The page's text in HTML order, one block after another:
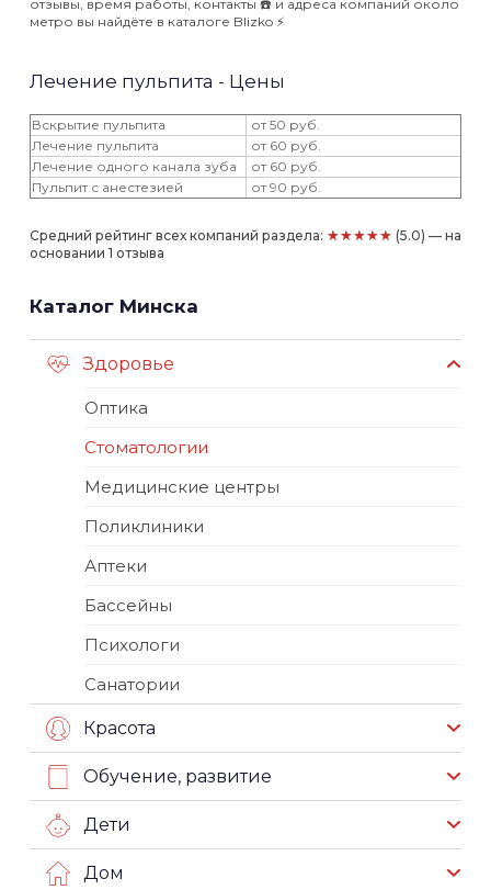
отзывы, время работы, контакты ☎️ и адреса компаний около
метро вы найдёте в каталоге Blizko ⚡️
Лечение пульпита - Цены
Вскрытие пульпита
от 50 руб.
Лечение пульпита
от 60 руб.
Лечение одного канала зуба
от 60 руб.
Пульпит с анестезией
от 90 руб.
Средний рейтинг всех компаний раздела: ★★★★★ (5.0) — на
основании 1 отзыва
Каталог Минска
Здоровье
Оптика
Стоматологии
Медицинские центры
Поликлиники
Аптеки
Бассейны
Психологи
Санатории
Красота
Обучение, развитие
Дети
Дом